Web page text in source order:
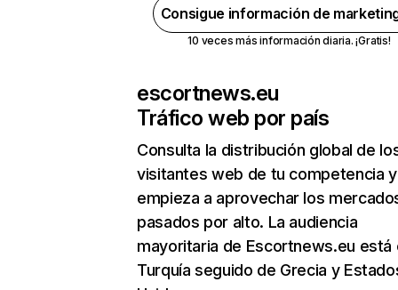
Consigue información de
10 veces más información diaria. ¡Gratis!
escortnews.eu
Tráfico web por país
Consulta la distribución global de
visitantes web de tu competencia y
empieza a aprovechar los
pasados por alto. La audiencia
mayoritaria de Escortnews.eu está
Turquía seguido de Grecia y